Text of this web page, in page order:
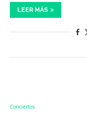
LEER MÁS
Conciertos